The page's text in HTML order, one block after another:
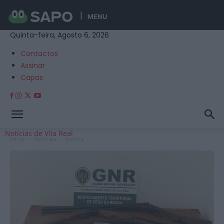
MENU
Quinta-feira, Agosto 6, 2026
Contactos
Assinar
Capas
Notícias de Vila Real
Início Notícias Justiça